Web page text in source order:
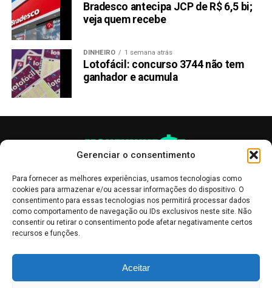
Gerenciar o consentimento
Para fornecer as melhores experiências, usamos tecnologias como
cookies para armazenar e/ou acessar informações do dispositivo. O
consentimento para essas tecnologias nos permitirá processar dados
como comportamento de navegação ou IDs exclusivos neste site. Não
consentir ou retirar o consentimento pode afetar negativamente certos
recursos e funções.
Aceitar
Bradesco antecipa JCP de R$ 6,5 bi;
veja quem recebe
DINHEIRO 1 semana atrás
Lotofácil: concurso 3744 não tem
ganhador e acumula
informativo, servindo como boletins de divulgação, e não devem ser
interpretadas como recomendações de investimento.Leia mais